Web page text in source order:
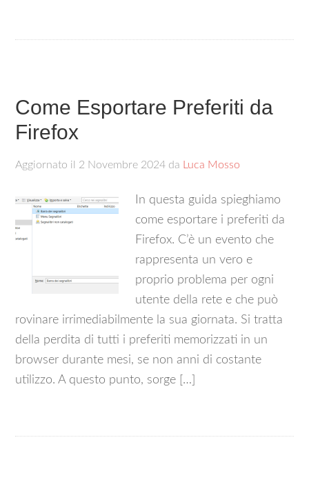
Come Esportare Preferiti da
Firefox
Aggiornato il 2 Novembre 2024 da Luca Mosso
In questa guida spieghiamo
come esportare i preferiti da
Firefox. C’è un evento che
rappresenta un vero e
proprio problema per ogni
utente della rete e che può
rovinare irrimediabilmente la sua giornata. Si tratta
della perdita di tutti i preferiti memorizzati in un
browser durante mesi, se non anni di costante
utilizzo. A questo punto, sorge […]